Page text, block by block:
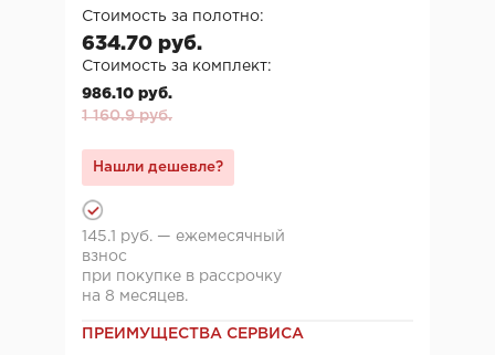
Стоимость за полотно:
634.70 руб.
Стоимость за комплект:
986.10 руб.
1 160.9 руб.
Нашли дешевле?
145.1 руб. — ежемесячный
взнос
при покупке в рассрочку
на 8 месяцев.
ПРЕИМУЩЕСТВА СЕРВИСА